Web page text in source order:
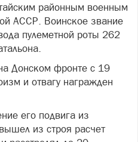
районным военным
АССР. Воинское звание
пулеметной роты 262
Донском фронте с 19
и отвагу награжден
его подвига из
из строя расчет